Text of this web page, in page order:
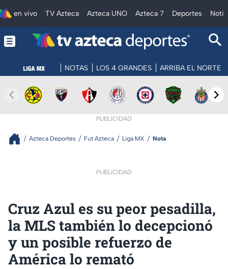
en vivo TV Azteca Azteca UNO Azteca 7 Deportes
NOTAS LOS 4 GRANDES ARRIBA EL NORTE
PUBLICIDAD
Azteca Deportes Fut Azteca Liga MX Nota
PUBLICIDAD
Cruz Azul es su peor pesadilla,
la MLS también lo decepcionó
y un posible refuerzo de
América lo remató